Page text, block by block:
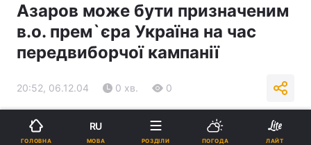
Азаров може бути призначеним
в.о. прем`єра Україна на час
передвиборчої кампанії
20:52, 06.12.04 0 хв. 0
Підпишіться на нас в Google
ГОЛОВНА
RU
МОВА РОЗДІЛИ ПОГОДА ЛАЙТ